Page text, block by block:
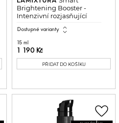
Brightening Booster -
Intenzivní rozjasňující
Dostupné varianty expand_all
15 ml
1 190 Kč
PŘIDAT DO KOŠÍKU
favorite_border